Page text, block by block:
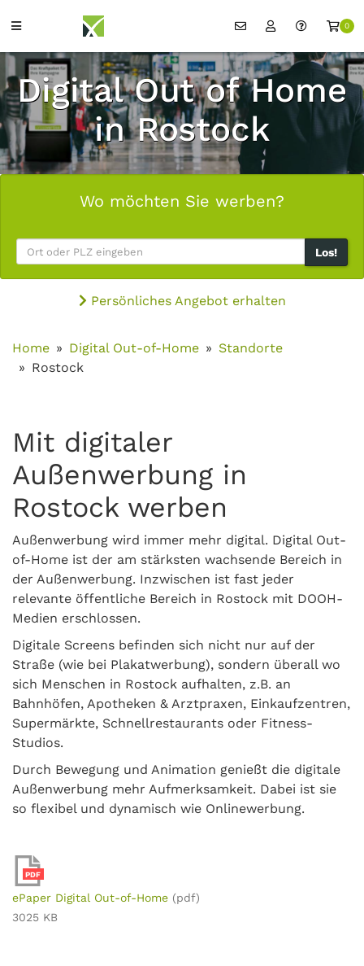
0
Digital Out of Home
in Rostock
Wo möchten Sie werben?
Los!
Persönliches Angebot erhalten
Home Digital Out-of-Home
Standorte
Rostock
Mit digitaler
Außenwerbung in
Rostock werben
Außenwerbung wird immer mehr digital. Digital Out-
of-Home ist der am stärksten wachsende Bereich in
der Außenwerbung. Inzwischen ist fast jeder
relevante öffentliche Bereich in Rostock mit DOOH-
Medien erschlossen.
Digitale Screens befinden sich nicht nur auf der
Straße (wie bei Plakatwerbung), sondern überall wo
sich Menschen in Rostock aufhalten, z.B. an
Bahnhöfen, Apotheken & Arztpraxen, Einkaufzentren,
Supermärkte, Schnellrestaurants oder Fitness-
Studios.
Durch Bewegung und Animation genießt die digitale
Außenwerbung mehr Aufmerksamkeit. Dabei ist sie
so flexibel und dynamisch wie Onlinewerbung.
PDF
ePaper Digital Out-of-Home (pdf)
3025 KB